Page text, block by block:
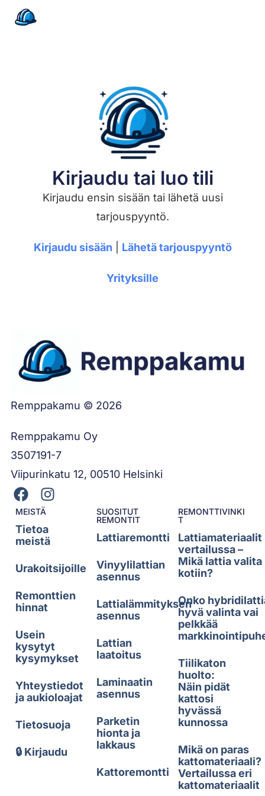
Kirjaudu tai luo tili
Kirjaudu ensin sisään tai lähetä uusi
tarjouspyyntö.
Kirjaudu sisään Lähetä tarjouspyyntö
Yrityksille
Remppakamu © 2026
Remppakamu Oy
3507191-7
Viipurinkatu 12, 00510 Helsinki
MEISTÄ
Tietoa
meistä
Urakoitsijoille
Remonttien
hinnat
Usein
kysytyt
kysymykset
Yhteystiedot
ja aukioloajat
Tietosuoja
🔒 Kirjaudu
SUOSITUT
REMONTIT
Lattiaremontti
Vinyylilattian
asennus
Lattialämmityksen
asennus
Lattian
laatoitus
Laminaatin
asennus
Parketin
hionta ja
lakkaus
Kattoremontti
REMONTTIVINKI
T
Lattiamateriaalit
vertailussa –
Mikä lattia valita
kotiin?
Onko
hyvä valinta vai
pelkkää
Tiilikaton
huolto:
Näin pidät
kattosi
hyvässä
kunnossa
Mikä on paras
kattomateriaali?
Vertailussa eri
kattomateriaalit